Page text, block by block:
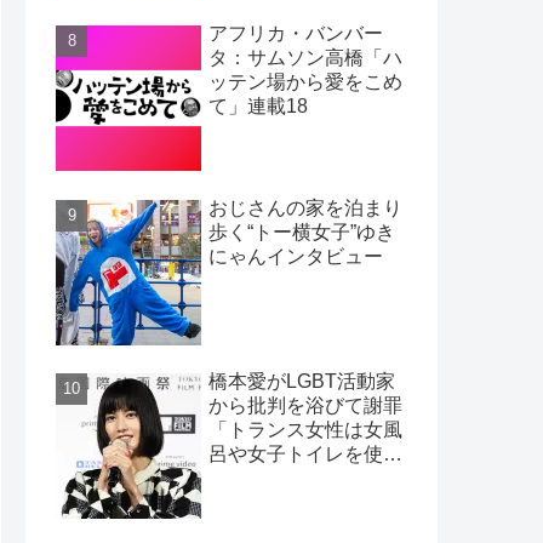
アフリカ・バンバー
タ：サムソン高橋「ハ
ッテン場から愛をこめ
て」連載18
おじさんの家を泊まり
歩く“トー横女子”ゆき
にゃんインタビュー
橋本愛がLGBT活動家
から批判を浴びて謝罪
「トランス女性は女風
呂や女子トイレを使わ